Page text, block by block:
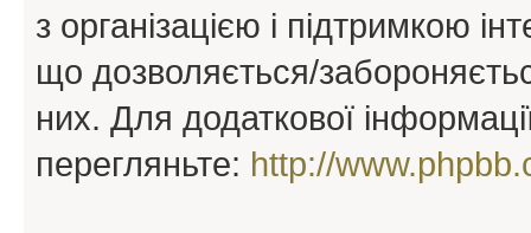
з організацією і підтримкою
що дозволяється/
них. Для додаткової
перегляньте: http://